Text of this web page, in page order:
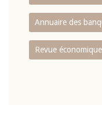
Annuaire des
Revue